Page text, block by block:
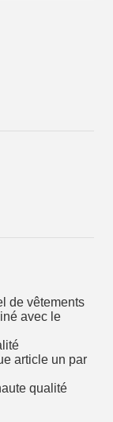
de vêtements
avec le
article un par
qualité